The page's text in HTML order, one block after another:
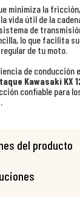
minimiza la
vida útil de la
de
lo que facilita
de tu moto.
de conducción
Kawasaki KX
confiable para
del producto